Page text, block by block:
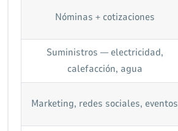
Nóminas + cotizaciones
Suministros — electricidad,
calefacción, agua
Marketing, redes sociales, eventos